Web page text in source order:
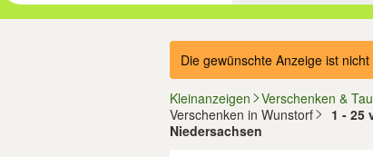
Die gewünschte Anzeige ist
Kleinanzeigen
Verschenken &
Verschenken in Wunstorf
1 - 25
Niedersachsen